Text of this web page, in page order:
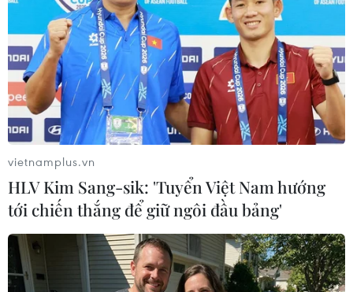
15 tấn trôi dạt vào bờ biển của Diễn Thịnh.
vietnamplus.vn
HLV Kim Sang-sik: 'Tuyển Việt Nam hướng
tới chiến thắng để giữ ngôi đầu bảng'